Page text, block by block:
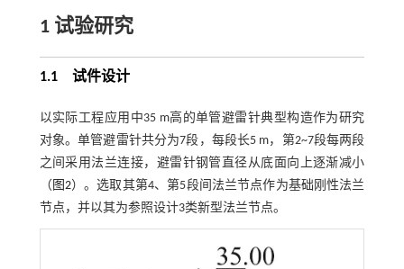
1 试验研究
1.1试件设计
以实际工程应用中35 m高的单管避雷针典型构造作为研究
对象。单管避雷针共分为7段，每段长5 m，第2~7段每两段
之间采用法兰连接，避雷针钢管直径从底面向上逐渐减小
（ 图2）。选取其第4、第5段间法兰节点作为基础刚性法兰
节点，并以其为参照设计3类新型法兰节点。